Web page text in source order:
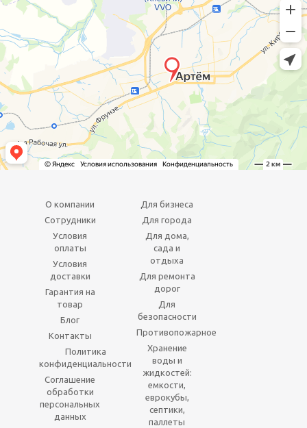
О компании
Сотрудники
Условия
оплаты
Условия
доставки
Гарантия на
товар
Блог
Контакты
Политика
конфиденциальности
Соглашение
обработки
персональных
данных
Для бизнеса
Для города
Для дома,
сада и
отдыха
Для ремонта
дорог
Для
безопасности
Противопожарное
Хранение
воды и
жидкостей:
емкости,
еврокубы,
септики,
паллеты